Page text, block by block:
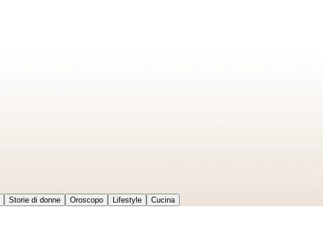
Storie di donne Oroscopo Lifestyle Cucina